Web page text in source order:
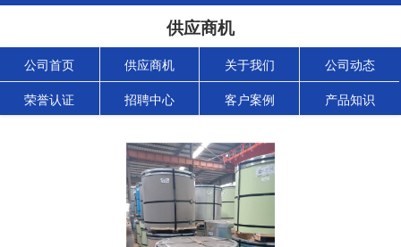
供应商机
公司首页 供应商机 关于我们 公司动态
荣誉认证 招聘中心 客户案例 产品知识